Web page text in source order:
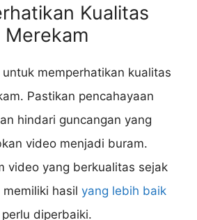
Kualitas
memperhatikan kualitas
Pastikan pencahayaan
hindari guncangan yang
video menjadi buram.
video yang berkualitas sejak
hasil yang lebih baik
diperbaiki.